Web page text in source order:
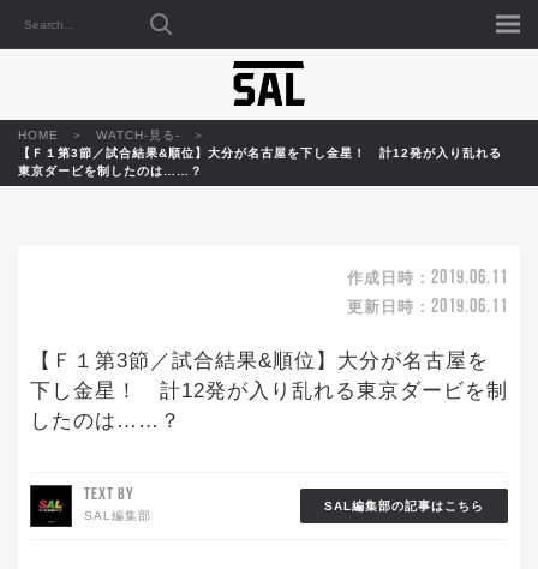
HOME
WATCH-見る-
【Ｆ１第3節／試合結果&順位】大分が名古屋を下し金星！ 計12発が入り乱れる
東京ダービを制したのは……？
作成日時： 2019.06.11
更新日時： 2019.06.11
【Ｆ１第3節／試合結果&順位】大分が名古屋を
下し金星！ 計12発が入り乱れる東京ダービを制
したのは……？
TEXT BY
SAL編集部
SAL編集部の記事はこちら